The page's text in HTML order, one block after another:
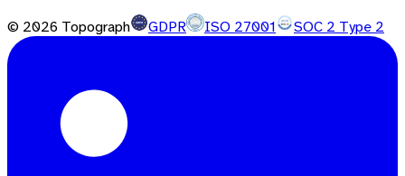
© 2026 Topograph GDPR ISO 27001 SOC 2 Type 2